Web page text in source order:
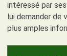
intéressé par
lui demander de
plus amples